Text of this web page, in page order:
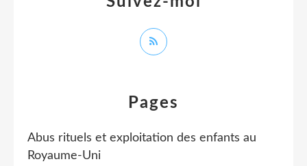
Pages
Abus rituels et exploitation des enfants au
Royaume-Uni